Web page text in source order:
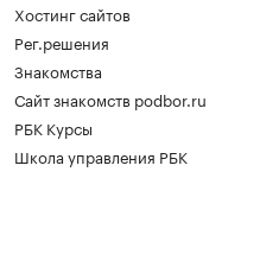
Хостинг сайтов
Рег.решения
Знакомства
Сайт знакомств podbor.ru
РБК Курсы
Школа управления РБК